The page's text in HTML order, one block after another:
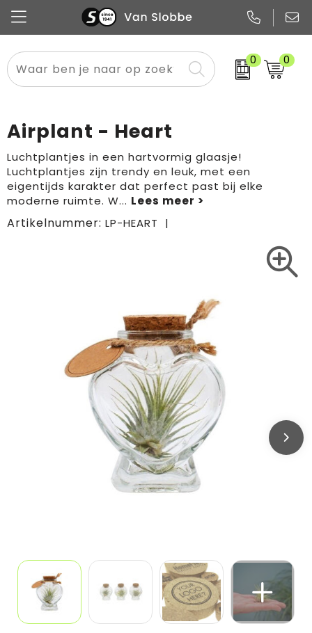
0 0
Alle categorieën
Snoep
Promo
Pennen
Notitieboekjes
Papier
Flessen
Glazen en karaffen
Merken
Meest gekozen
Sportkleding
Overig textiel
Boodschappen- en draagtassen
Sport & vrije tijd
Rugzakken
Airplant - Heart
Luchtplantjes in een hartvormig glaasje!
Luchtplantjes zijn trendy en leuk, met een
eigentijds karakter dat perfect past bij elke
moderne ruimte. W...
Artikelnummer: LP-HEART